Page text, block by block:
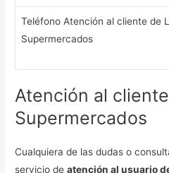
Teléfono Atención al cliente de
Supermercados
Atención al
Supermercados
Cualquiera de las dudas o
servicio deatención al usuario